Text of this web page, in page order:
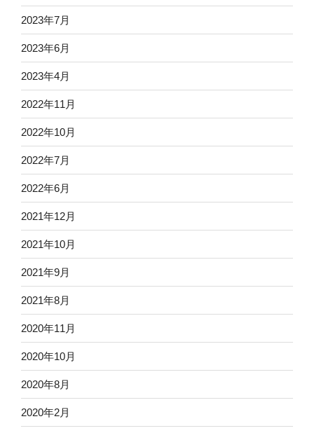
2023年7月
2023年6月
2023年4月
2022年11月
2022年10月
2022年7月
2022年6月
2021年12月
2021年10月
2021年9月
2021年8月
2020年11月
2020年10月
2020年8月
2020年2月